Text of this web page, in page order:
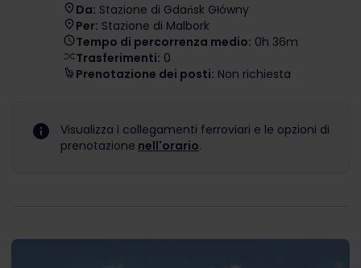
Da: Stazione di Gdańsk Główny
Per: Stazione di Malbork
Tempo di percorrenza medio: 0h 36m
Trasferimenti: 0
Prenotazione dei posti: Non richiesta
Visualizza i collegamenti ferroviari e le opzioni di
prenotazione nell'orario.